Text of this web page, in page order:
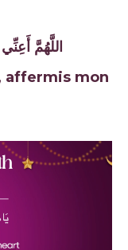
اللَّهُمَّ
affermis mon